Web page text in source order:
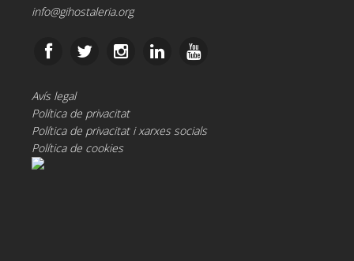
info@gihostaleria.org
Avís legal
Política de privacitat
Política de privacitat i xarxes socials
Política de cookies